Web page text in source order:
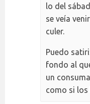
lo del
se veía
culer.
Puedo
fondo al
un
como si los